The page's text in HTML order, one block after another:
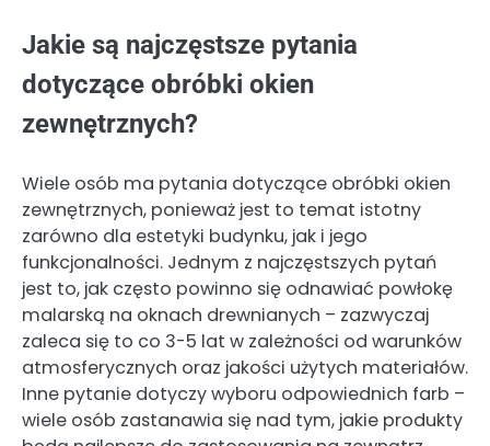
Jakie są najczęstsze pytania
dotyczące obróbki okien
zewnętrznych?
Wiele osób ma pytania dotyczące obróbki okien
zewnętrznych, ponieważ jest to temat istotny
zarówno dla estetyki budynku, jak i jego
funkcjonalności. Jednym z najczęstszych pytań
jest to, jak często powinno się odnawiać powłokę
malarską na oknach drewnianych – zazwyczaj
zaleca się to co 3-5 lat w zależności od warunków
atmosferycznych oraz jakości użytych materiałów.
Inne pytanie dotyczy wyboru odpowiednich farb –
wiele osób zastanawia się nad tym, jakie produkty